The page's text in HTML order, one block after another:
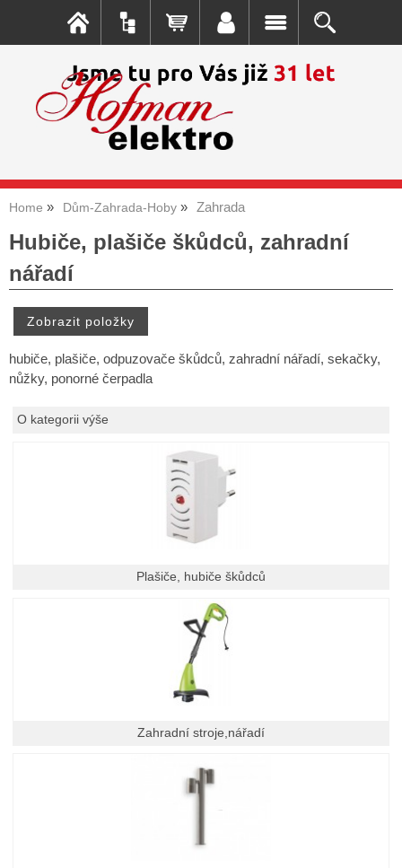
Home Dům-Zahrada-Hoby Zahrada
Hubiče, plašiče škůdců, zahradní
nářadí
hubiče, plašiče, odpuzovače škůdců, zahradní nářadí, sekačky,
nůžky, ponorné čerpadla
O kategorii výše
Plašiče, hubiče škůdců
Zahradní stroje,nářadí